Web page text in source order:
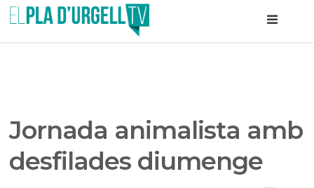
Jornada animalista amb
desfilades diumenge